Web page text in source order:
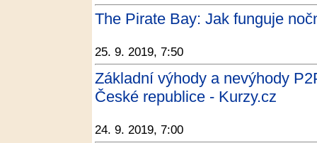
The Pirate Bay: Jak funguje
25. 9. 2019, 7:50
Základní výhody a nevýhody
České republice - Kurzy.cz
24. 9. 2019, 7:00